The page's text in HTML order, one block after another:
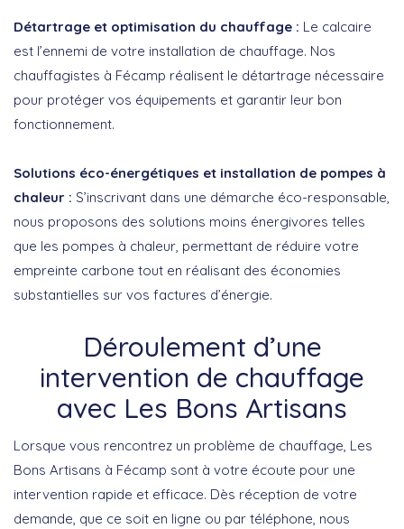
Détartrage et optimisation du chauffage : Le calcaire
est l’ennemi de votre installation de chauffage. Nos
chauffagistes à Fécamp réalisent le détartrage nécessaire
pour protéger vos équipements et garantir leur bon
fonctionnement.
Solutions éco-énergétiques et installation de pompes à
chaleur : S’inscrivant dans une démarche éco-responsable,
nous proposons des solutions moins énergivores telles
que les pompes à chaleur, permettant de réduire votre
empreinte carbone tout en réalisant des économies
substantielles sur vos factures d’énergie.
Déroulement d’une
intervention de chauffage
avec Les Bons Artisans
Lorsque vous rencontrez un problème de chauffage, Les
Bons Artisans à Fécamp sont à votre écoute pour une
intervention rapide et efficace. Dès réception de votre
demande, que ce soit en ligne ou par téléphone, nous